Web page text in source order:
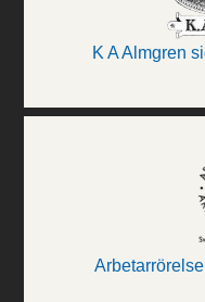
K A Almgren